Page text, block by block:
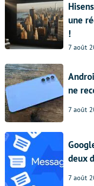
une
!
7 août
ne
7 août
deux
7 août